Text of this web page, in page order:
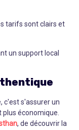
tarifs sont clairs et
un support local
c'est s'assurer un
économique.
, de découvrir la